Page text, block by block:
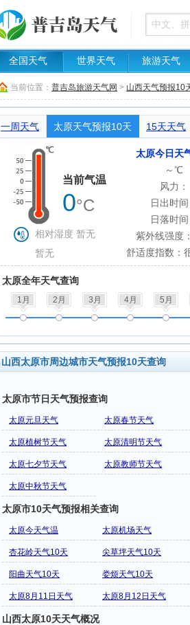
全国天气 世界天气 旅游天气
当前位置： 普吉岛旅游天气网 > 山西天气预报10
一周天气 太原天气预报10天 15天天气
当前气温
0°C
相对湿度 暂无
暂无
太原今日天
～℃
风力：
日出时间
日落时间
紫外线强度
舒适度指数：
太原全年天气查询
1月 2月 3月 4月 5月
山西太原市周边城市天气预报10天查询
太原市节日天气预报查询
太原元旦天气 太原春节天气
太原植树节天气 太原清明节天气
太原七夕节天气 太原教师节天气
太原中秋节天气
太原市10天气预报相关查询
太原今天气温 太原机场天气
杏花岭天气10天 尖草坪天气10天
阳曲天气10天 娄烦天气10天
太原8月11日天气 太原8月12日天气
山西太原10天天气概况